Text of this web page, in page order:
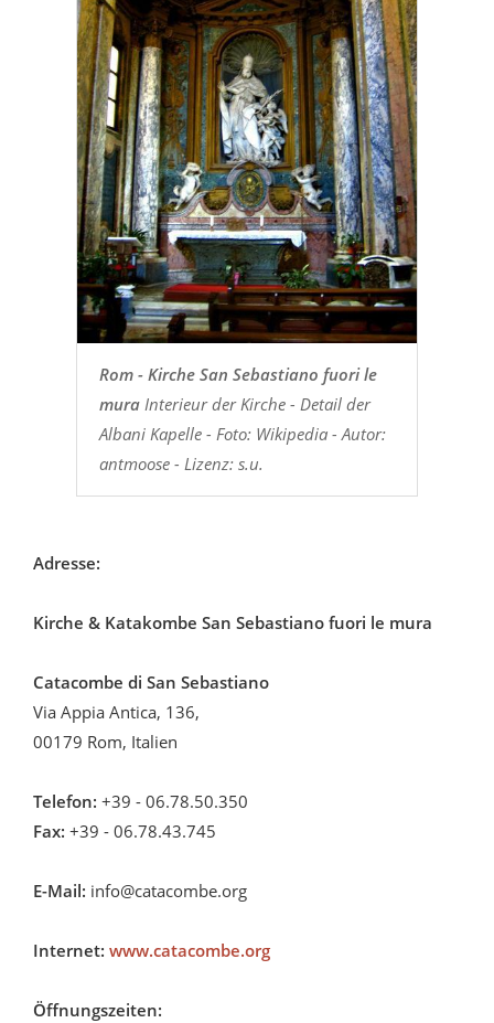
Rom - Kirche San Sebastiano fuori le
muraInterieur der Kirche - Detail der
Albani Kapelle - Foto: Wikipedia - Autor:
antmoose - Lizenz: s.u.
Adresse:
Kirche & Katakombe San Sebastiano fuori le mura
Catacombe di San Sebastiano
Via Appia Antica, 136,
00179 Rom, Italien
Telefon: +39 - 06.78.50.350
Fax: +39 - 06.78.43.745
E-Mail: info@catacombe.org
Internet: www.catacombe.org
Öffnungszeiten: